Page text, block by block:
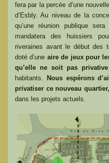
fera par la percée d’une
d’Esbly. Au niveau de la
qu’une réunion publique
mandatera des huissiers
riveraines avant le début des
doté d’une aire de jeux pour
qu’elle ne soit pas privative
habitants. Nous espérons
privatiser ce nouveau quartier,
dans les projets actuels.